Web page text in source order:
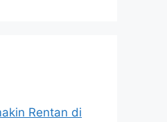
Rentan di